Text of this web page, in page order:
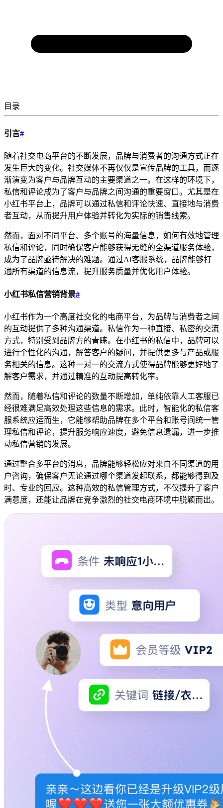
目录
引言#
随着社交电商平台的不断发展，品牌与消费者的沟通方式正在
发生巨大的变化。社交媒体不再仅仅是宣传品牌的工具，而逐
渐演变为客户与品牌互动的主要渠道之一。在这样的环境下，
私信和评论成为了客户与品牌之间沟通的重要窗口。尤其是在
小红书平台上，品牌可以通过私信和评论快速、直接地与消费
者互动，从而提升用户体验并转化为实际的销售线索。
然而，面对不同平台、多个账号的海量信息，如何有效地管理
私信和评论，同时确保客户能够获得无缝的全渠道服务体验，
成为了品牌亟待解决的难题。通过AI客服系统，品牌能够打
通所有渠道的信息流，提升服务质量并优化用户体验。
小红书私信营销背景#
小红书作为一个高度社交化的电商平台，为品牌与消费者之间
的互动提供了多种沟通渠道。私信作为一种直接、私密的交流
方式，特别受到品牌方的青睐。在小红书的私信中，品牌可以
进行个性化的沟通，解答客户的疑问，并提供更多与产品或服
务相关的信息。这种一对一的交流方式使得品牌能够更好地了
解客户需求，并通过精准的互动提高转化率。
然而，随着私信和评论的数量不断增加，单纯依靠人工客服已
经很难满足高效处理这些信息的需求。此时，智能化的私信客
服系统应运而生，它能够帮助品牌在多个平台和账号间统一管
理私信和评论，提升服务响应速度，避免信息遗漏，进一步推
动私信营销的发展。
通过整合多平台的消息，品牌能够轻松应对来自不同渠道的用
户咨询，确保客户无论通过哪个渠道发起联系，都能够得到及
时、专业的回应。这种高效的私信管理方式，不仅提升了客户
满意度，还能让品牌在竞争激烈的社交电商环境中脱颖而出。